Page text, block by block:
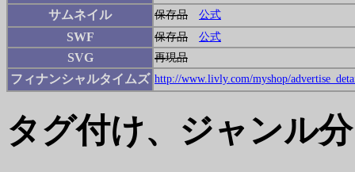
サムネイル 保存品 公式
SWF 保存品 公式
SVG 再現品
フィナンシャルタイムズ http://www.livly.com/myshop/
タグ付け、ジャンル